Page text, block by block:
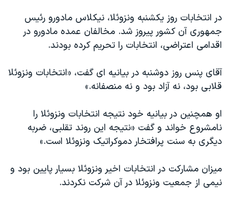
آرشیو پخش زنده
مجموعه مستندهای دادخواهی
تریبونال مردمی آبان ۹۸
دادگاه حمید نوری
چهل سال گروگان‌گیری
قانون شفافیت دارائی کادر رهبری ایران
اسرائیل در جنگ
نرگس محمدی برنده جایزه نوبل صلح
صفحه‌های ویژه
در انتخابات روز یکشنبه ونزوئلا، نیکلاس مادورو رئیس
جمهوری آن کشور پیروز شد. مخالفان عمده مادورو در
اقدامی اعتراضی، انتخابات را تحریم کرده بودند.
آقای پنس روز دوشنبه در بیانیه ای گفت، «انتخابات ونزوئلا
قلابی بود، نه آزاد بود و نه منصفانه.»
او همچنین در بیانیه خود نتیجه انتخابات ونزوئلا را
نامشروع خواند و گفت «نتیجه این روند تقلبی، ضربه
دیگری به سنت پرافتخار دموکراتیک ونزوئلا است.»
میزان مشارکت در انتخابات اخیر ونزوئلا بسیار پایین بود و
نیمی از جمعیت ونزوئلا در آن شرکت نکردند.